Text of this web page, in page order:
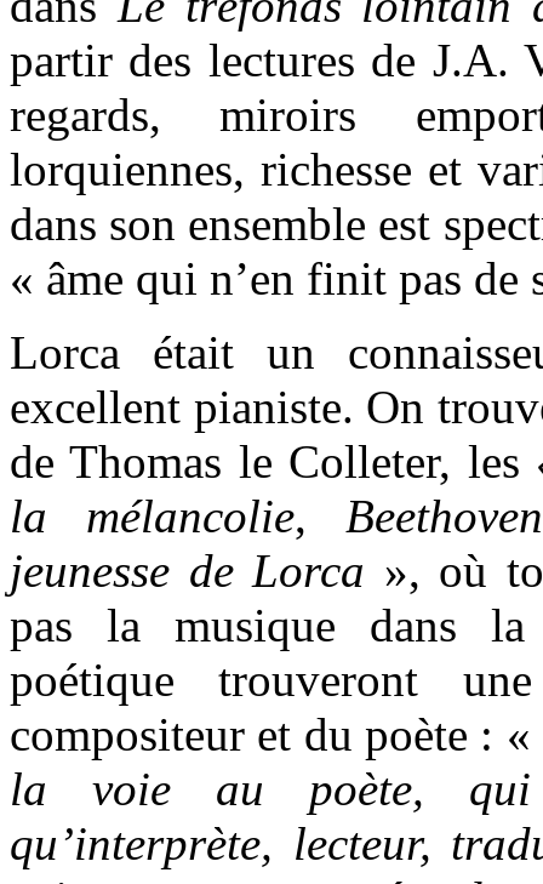
partir des lectures de J.A.
regards, miroirs
lorquiennes, richesse et
dans son ensemble est
« âme qui n’en finit pas de
Lorca était un
excellent pianiste. On
de Thomas le Colleter, les
la mélancolie,
jeunesse de Lorca », où
pas la musique dans la
poétique trouveront
compositeur et du poète : «
la voie au poète,
qu’interprète, lecteur,